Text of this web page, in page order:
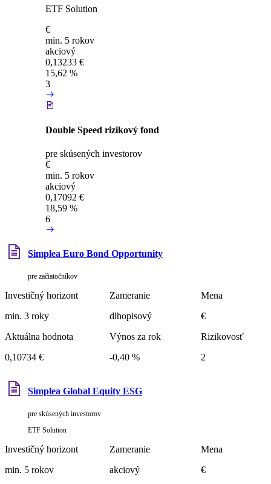
ETF Solution
€
min. 5 rokov
akciový
0,13233 €
15,62 %
3
Double Speed rizikový fond
pre skúsených investorov
€
min. 5 rokov
akciový
0,17092 €
18,59 %
6
Simplea Euro Bond Opportunity
pre začiatočníkov
Investičný horizont
min. 3 roky
Zameranie
dlhopisový
Mena
€
Aktuálna hodnota
0,10734 €
Výnos za rok
-0,40 %
Rizikovosť
2
Simplea Global Equity ESG
pre skúsených investorov
ETF Solution
Investičný horizont
min. 5 rokov
Zameranie
akciový
Mena
€